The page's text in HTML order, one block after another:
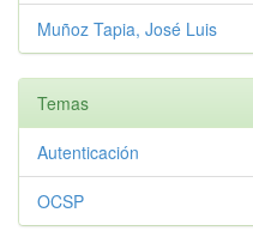
Muñoz Tapia, José Luis
Temas
Autenticación
OCSP